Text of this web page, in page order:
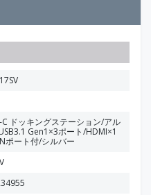
C ドッキングステーション/アル
Gen1×3ポート/HDMI×1
ポート付/シルバー